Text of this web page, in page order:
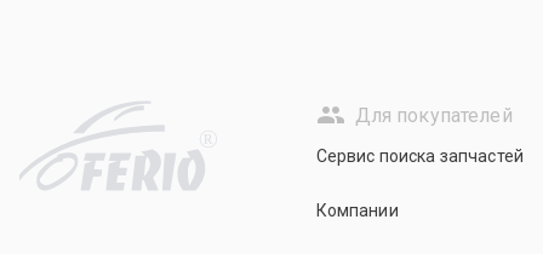
R
Для покупателей
Сервис поиска запчастей
Компании